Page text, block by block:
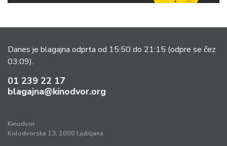
Danes je blagajna odprta od 15:50 do 21:15 (odpre se čez
03:09).
01 239 22 17
blagajna@kinodvor.org
Kinodvor
Kolodvorska 13, 1000 Ljubljana